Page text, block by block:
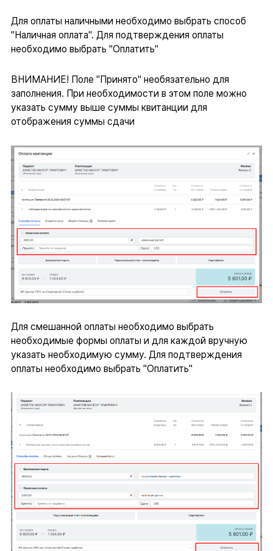
Для оплаты наличными необходимо выбрать способ
"Наличная оплата". Для подтверждения оплаты
необходимо выбрать "Оплатить"
ВНИМАНИЕ! Поле "Принято" необязательно для
заполнения. При необходимости в этом поле можно
указать сумму выше суммы квитанции для
отображения суммы сдачи
Для смешанной оплаты необходимо выбрать
необходимые формы оплаты и для каждой вручную
указать необходимую сумму. Для подтверждения
оплаты необходимо выбрать "Оплатить"